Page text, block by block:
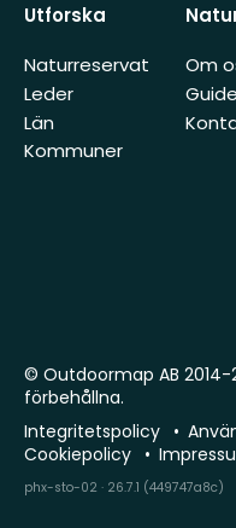
Utforska
Naturreservat
Leder
Län
Kommuner
Om
© Outdoormap AB
förbehållna.
Integritetspolicy
Cookiepolicy
phx-sto-02 · 26.7.1 (449747a8c)